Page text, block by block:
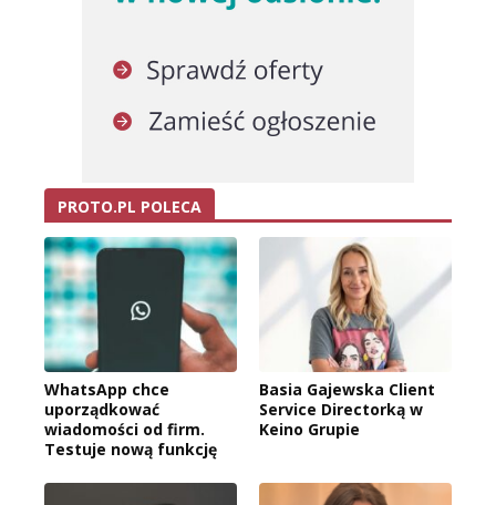
PROTO.PL POLECA
WhatsApp chce
uporządkować
wiadomości od firm.
Testuje nową funkcję
Basia Gajewska Client
Service Directorką w
Keino Grupie